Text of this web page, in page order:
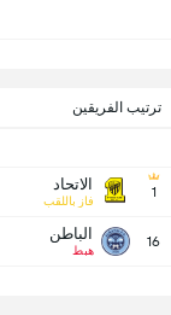
ترتيب الفريقين
1 الاتحاد
فاز باللقب
16 الباطن
هبط